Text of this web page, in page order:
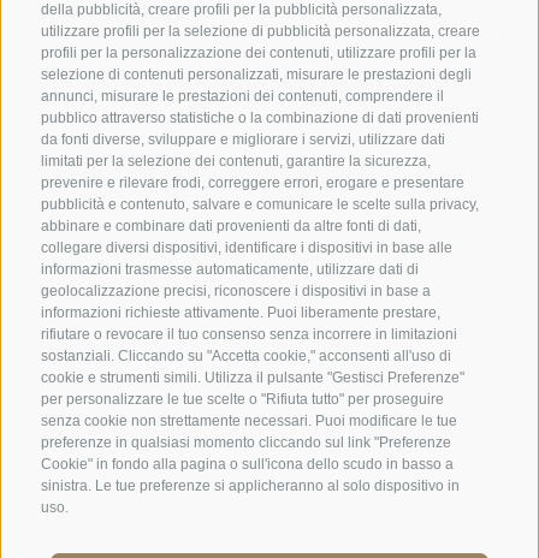
della pubblicità, creare profili per la pubblicità personalizzata,
utilizzare profili per la selezione di pubblicità personalizzata, creare
profili per la personalizzazione dei contenuti, utilizzare profili per la
selezione di contenuti personalizzati, misurare le prestazioni degli
annunci, misurare le prestazioni dei contenuti, comprendere il
pubblico attraverso statistiche o la combinazione di dati provenienti
da fonti diverse, sviluppare e migliorare i servizi, utilizzare dati
limitati per la selezione dei contenuti, garantire la sicurezza,
prevenire e rilevare frodi, correggere errori, erogare e presentare
pubblicità e contenuto, salvare e comunicare le scelte sulla privacy,
abbinare e combinare dati provenienti da altre fonti di dati,
collegare diversi dispositivi, identificare i dispositivi in base alle
informazioni trasmesse automaticamente, utilizzare dati di
geolocalizzazione precisi, riconoscere i dispositivi in base a
informazioni richieste attivamente. Puoi liberamente prestare,
rifiutare o revocare il tuo consenso senza incorrere in limitazioni
sostanziali. Cliccando su "Accetta cookie," acconsenti all'uso di
cookie e strumenti simili. Utilizza il pulsante "Gestisci Preferenze"
per personalizzare le tue scelte o "Rifiuta tutto" per proseguire
senza cookie non strettamente necessari. Puoi modificare le tue
preferenze in qualsiasi momento cliccando sul link "Preferenze
Cookie" in fondo alla pagina o sull'icona dello scudo in basso a
sinistra. Le tue preferenze si applicheranno al solo dispositivo in
uso.
Famiglia Stafler · Mules Nr. 10 · I-39040 Campo di Trens
a Vipiteno
· Tel.:+39 0472 771 136 · info@stafler.com